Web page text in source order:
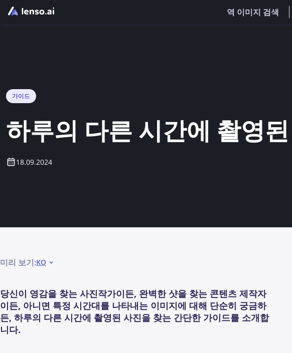
역 이미지 검색
가이드
하루의 다른 시간에 촬영
18.09.2024
미리 보기:KO
당신이 영감을 찾는 사진작가이든, 완벽한 샷을 찾는 콘텐츠 제작자
이든, 아니면 특정 시간대를 나타내는 이미지에 대해 단순히 궁금하
든, 하루의 다른 시간에 촬영된 사진을 찾는 간단한 가이드를 소개합
니다.